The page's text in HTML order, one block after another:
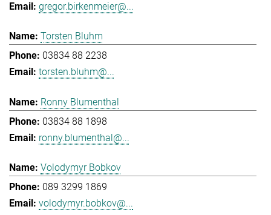
gregor.birkenmeier@...
Torsten Bluhm
03834 88 2238
torsten.bluhm@...
Ronny Blumenthal
03834 88 1898
ronny.blumenthal@...
Volodymyr Bobkov
089 3299 1869
volodymyr.bobkov@...